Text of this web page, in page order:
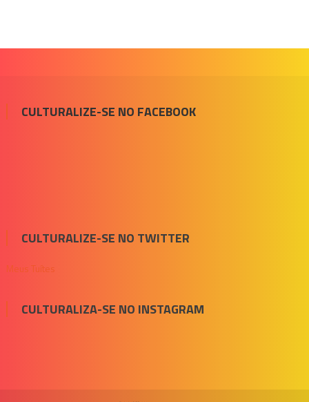
CULTURALIZE-SE NO FACEBOOK
CULTURALIZE-SE NO TWITTER
Meus Tuítes
CULTURALIZA-SE NO INSTAGRAM